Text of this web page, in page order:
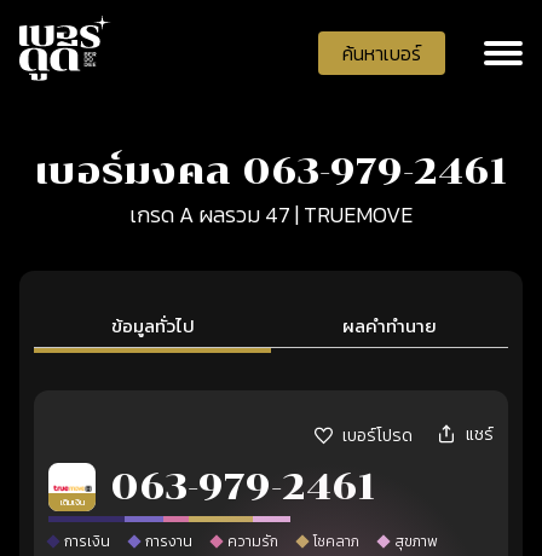
ค้นหาเบอร์
เบอร์มงคล 063-979-2461
เกรด A ผลรวม 47 | TRUEMOVE
ข้อมูลทั่วไป ผลคำทำนาย
เบอร์โปรด แชร์
เติมเงิน 063-979-2461
การเงิน การงาน ความรัก โชคลาภ สุขภาพ